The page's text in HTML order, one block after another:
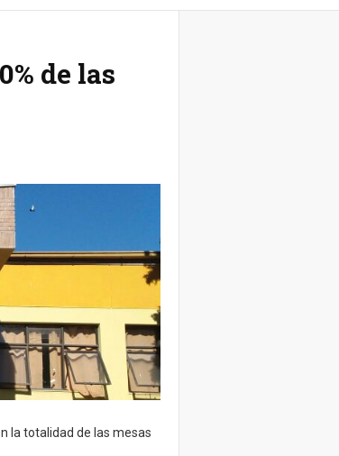
de las
la totalidad de las mesas